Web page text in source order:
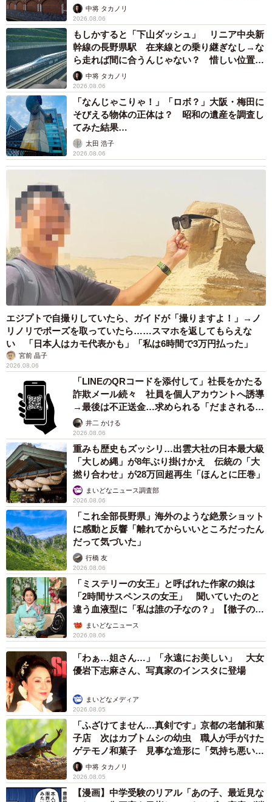
して」中将 タカノリ
2026.08.06
もしかすると「下山ダッシュ」 リニア中央新
幹線の長野県駅 在来線との乗り継ぎなし→な
ら走れば間に合うんじゃない？ 惜しい位置関
係が反響
中将 タカノリ
2026.08.06
「なんじゃこりゃ！」「ロボ？」大阪・梅田に
そびえる物体の正体は？ 昭和の遺産を調査し
てみた結果…
太田 浩子
2026.08.06
エジプトで自撮りしていたら、ガイドが「撮りますよ！」→ノ
リノリでポーズを取っていたら……スマホを返してもらえな
い 「日本人はカモ代表かも」「私は6時間で3万円払った」
宮前 晶子
2026.08.06
「LINEのQRコードを添付して」社長をかたる
詐欺メール続々 社員を個人アカウントへ誘導
→最後は不正送金…求められる「だまされる前
提」の対策
井二 かける
2026.08.06
重みも歴史もズッシリ…出雲大社の日本最大級
「大しめ縄」が8年ぶり掛けかえ 伝統の「大
撚り合わせ」が28万回超再生「ほんとに圧巻」
まいどなニュース調査部
2026.08.06
「これ全部長野県」海外のような絶景ショット
に感動と反響「離れてからいいところだったん
だって気づいた」
行橋 友
2026.08.06
「ミステリーの女王」と呼ばれた作家の娘は
「2時間サスペンスの女王」 聞いていたのと
違う血液型に「私は誰の子なの？」【徹子の部
屋】まいどなニュース
2026.08.06
「わぁ…姐さん…」「永遠にお美しい」 大女
優岩下志麻さん、写真家のインスタに登場
まいどなメディア
2026.08.05
「ふざけてません…真剣です」京都の老舗和菓
子店 次はカブトムシの幼虫 職人が手がけた
ゲテモノ和菓子 見事な造形に「気持ち悪いく
らいリアル」
中将 タカノリ
2026.08.05
【漫画】中学受験のリアル「あの子、最近見な